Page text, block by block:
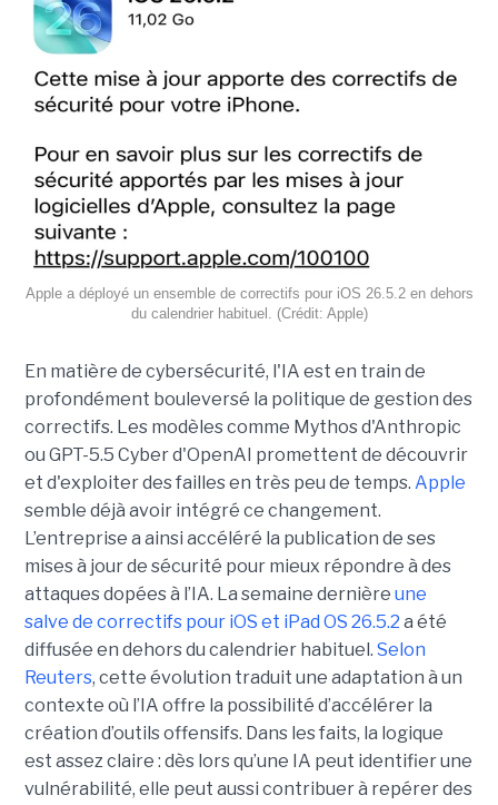
Apple a déployé un ensemble de correctifs pour iOS 26.5.2 en dehors
du calendrier habituel. (Crédit: Apple)
En matière de cybersécurité, l'IA est en train de
profondément bouleversé la politique de gestion des
correctifs. Les modèles comme Mythos d'Anthropic
ou GPT-5.5 Cyber d'OpenAI promettent de découvrir
et d'exploiter des failles en très peu de temps. Apple
semble déjà avoir intégré ce changement.
L’entreprise a ainsi accéléré la publication de ses
mises à jour de sécurité pour mieux répondre à des
attaques dopées à l’IA. La semaine dernière une
salve de correctifs pour iOS et iPad OS 26.5.2 a été
diffusée en dehors du calendrier habituel. Selon
Reuters, cette évolution traduit une adaptation à un
contexte où l’IA offre la possibilité d’accélérer la
création d’outils offensifs. Dans les faits, la logique
est assez claire : dès lors qu’une IA peut identifier une
vulnérabilité, elle peut aussi contribuer à repérer des